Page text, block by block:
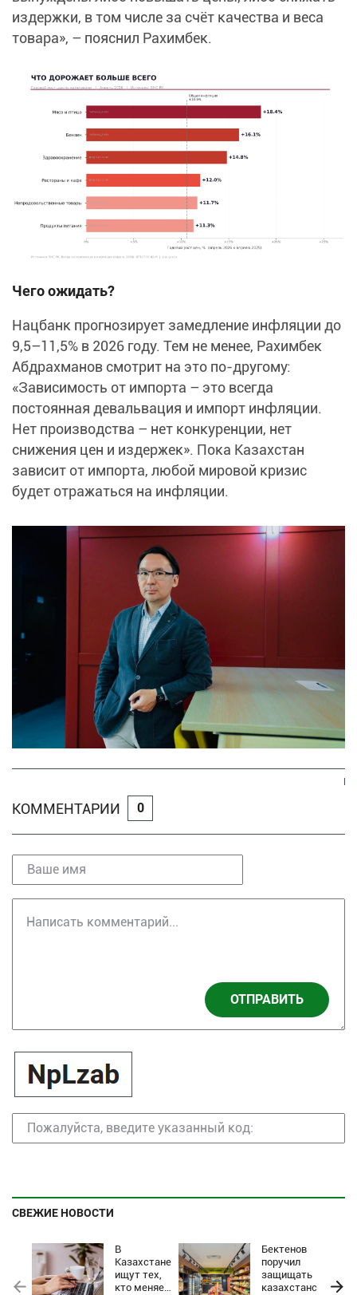
издержки, в том числе за счёт качества и веса
товара», – пояснил Рахимбек.
Чего ожидать?
Нацбанк прогнозирует замедление инфляции до
9,5–11,5% в 2026 году. Тем не менее, Рахимбек
Абдрахманов смотрит на это по-другому:
«Зависимость от импорта – это всегда
постоянная девальвация и импорт инфляции.
Нет производства – нет конкуренции, нет
снижения цен и издержек». Пока Казахстан
зависит от импорта, любой мировой кризис
будет отражаться на инфляции.
КОММЕНТАРИИ 0
ОТПРАВИТЬ
СВЕЖИЕ НОВОСТИ
В
Казахстане
ищут тех,
кто меняет
Бектенов
поручил
защищать
казахстанские